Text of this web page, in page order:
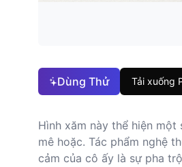
Dùng Thử Tải xuống
Hình xăm này thể hiện
mê hoặc. Tác phẩm nghệ
cảm của cô ấy là sự pha